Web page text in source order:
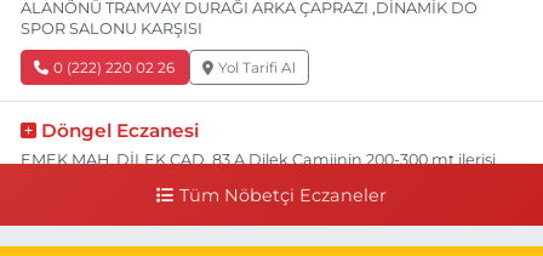
ALANÖNÜ TRAMVAY DURAĞI ARKA ÇAPRAZI ,DİNAMİK DO
SPOR SALONU KARŞISI
0 (222) 220 02 26 Yol Tarifi Al
Döngel Eczanesi
EMEK MAH. DİLEK CAD. 83 A Dilek Camiinin 200-300 mt ilerisi
Tüm Nöbetçi Eczaneler